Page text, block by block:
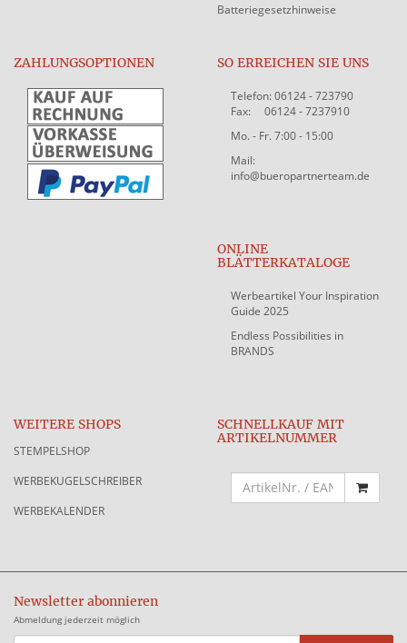
Batteriegesetzhinweise
ZAHLUNGSOPTIONEN SO ERREICHEN SIE UNS
Telefon: 06124 - 723790
Fax: 06124 - 7237910
Mo. - Fr. 7:00 - 15:00
Mail:
info@bueropartnerteam.de
ONLINE
BLÄTTERKATALOGE
Werbeartikel Your Inspiration
Guide 2025
Endless Possibilities in
BRANDS
WEITERE SHOPS
STEMPELSHOP
WERBEKUGELSCHREIBER
WERBEKALENDER
SCHNELLKAUF MIT
ARTIKELNUMMER
Newsletter abonnieren
Abmeldung jederzeit möglich